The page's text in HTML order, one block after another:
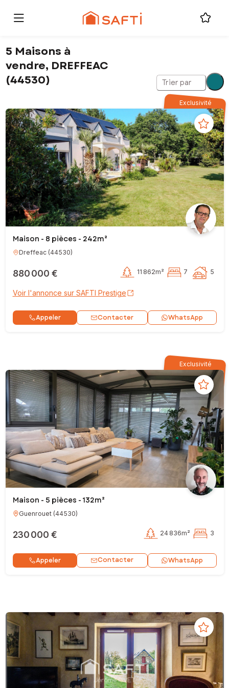
5 Maisons à
vendre, DREFFEAC
(44530)
Trier par
Exclusivité
Maison - 8 pièces - 242m²
Dreffeac(44530)
880 000 € 11 862m² 7 5
Voir l'annonce sur SAFTI Prestige
Appeler Contacter WhatsApp
Exclusivité
Maison - 5 pièces - 132m²
Guenrouet(44530)
230 000 € 24 836m² 3
Appeler Contacter WhatsApp